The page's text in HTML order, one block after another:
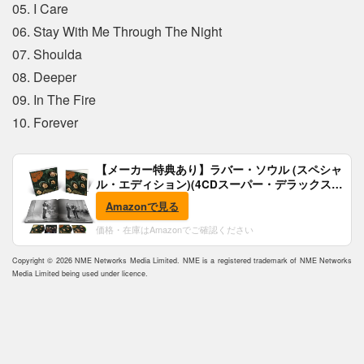
05. I Care
06. Stay With Me Through The Night
07. Shoulda
08. Deeper
09. In The Fire
10. Forever
【メーカー特典あり】ラバー・ソウル (スペシャ
ル・エディション)(4CDスーパー・デラックス)
(完全生産限定盤)(SHM-CD)(特典:B2ポスター付)
Amazonで見る
価格・在庫はAmazonでご確認ください
Copyright © 2026 NME Networks Media Limited. NME is a registered trademark of NME Networks
Media Limited being used under licence.